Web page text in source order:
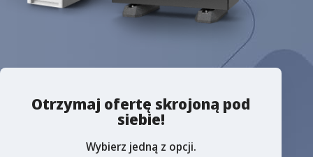
Otrzymaj ofertę skrojoną pod
siebie!
Wybierz jedną z opcji.